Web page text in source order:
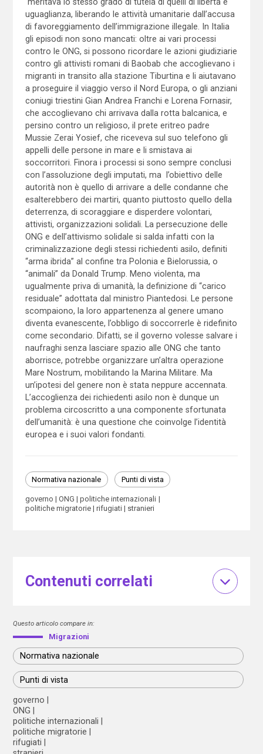
uguaglianza, liberando le attività umanitarie dall’accusa
di favoreggiamento dell’immigrazione illegale. In Italia
gli episodi non sono mancati: oltre ai vari processi
contro le ONG, si possono ricordare le azioni giudiziarie
contro gli attivisti romani di Baobab che accoglievano i
migranti in transito alla stazione Tiburtina e li aiutavano
a proseguire il viaggio verso il Nord Europa, o gli anziani
coniugi triestini Gian Andrea Franchi e Lorena Fornasir,
che accoglievano chi arrivava dalla rotta balcanica, e
persino contro un religioso, il prete eritreo padre
Mussie Zerai Yosief, che riceveva sul suo telefono gli
appelli delle persone in mare e li smistava ai
soccorritori. Finora i processi si sono sempre conclusi
con l’assoluzione degli imputati, ma l’obiettivo delle
autorità non è quello di arrivare a delle condanne che
esalterebbero dei martiri, quanto piuttosto quello della
deterrenza, di scoraggiare e disperdere volontari,
attivisti, organizzazioni solidali. La persecuzione delle
ONG e dell’attivismo solidale si salda infatti con la
criminalizzazione degli stessi richiedenti asilo, definiti
“arma ibrida” al confine tra Polonia e Bielorussia, o
“animali” da Donald Trump. Meno violenta, ma
ugualmente priva di umanità, la definizione di “carico
residuale” adottata dal ministro Piantedosi. Le persone
scompaiono, la loro appartenenza al genere umano
diventa evanescente, l’obbligo di soccorrerle è ridefinito
come secondario. Difatti, se il governo volesse salvare i
naufraghi senza lasciare spazio alle ONG che tanto
aborrisce, potrebbe organizzare un’altra operazione
Mare Nostrum, mobilitando la Marina Militare. Ma
un’ipotesi del genere non è stata neppure accennata.
L’accoglienza dei richiedenti asilo non è dunque un
problema circoscritto a una componente sfortunata
dell’umanità: è una questione che coinvolge l’identità
europea e i suoi valori fondanti.
Normativa nazionale Punti di vista
governo ONG
politiche internazionali
politiche migratorie
rifugiati stranieri
Contenuti correlati
Questo articolo compare in:
Migrazioni
Normativa nazionale
Punti di vista
governo
ONG
politiche internazionali
politiche migratorie
rifugiati